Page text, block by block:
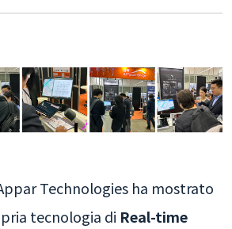
Technologies ha mostrato
tecnologia di Real-time